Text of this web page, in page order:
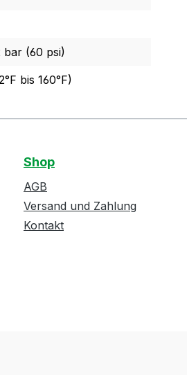
bar (60 psi)
bis 160°F)
Shop
AGB
Versand und Zahlung
Kontakt